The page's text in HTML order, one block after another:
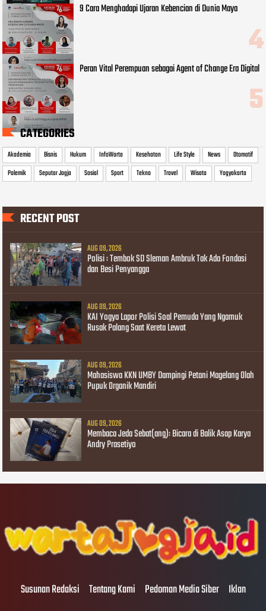
9 Cara Menghadapi Ujaran Kebencian di Dunia Maya
Peran Vital Perempuan sebagai Agent of Change Era Digital
CATEGORIES
Akademia Bisnis Hukum InfoWarta Kesehatan Life Style News
Otomotif
Polemik
Seputar Jogja Sosial Sport Tekno Travel Wisata Yogyakarta
RECENT POST
AUG 09, 2026
Polisi : Tembok SD Sleman Ambruk Tak Ada Fondasi
dan Besi Penyangga
AUG 09, 2026
KAI Yogya Lapor Polisi Soal Pemuda Yang Ngamuk
Rusak Palang Saat Kereta Lewat
AUG 09, 2026
Mahasiswa KKN UMBY Dampingi Petani Magelang Olah
Pupuk Organik Mandiri
AUG 09, 2026
Membaca Jeda Sebat(ang): Bicara di Balik Asap Karya
Andry Prasetiyo
Susunan Redaksi Tentang Kami Pedoman Media Siber Iklan